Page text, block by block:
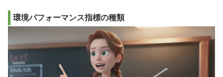
環境パフォーマンス指標の種類